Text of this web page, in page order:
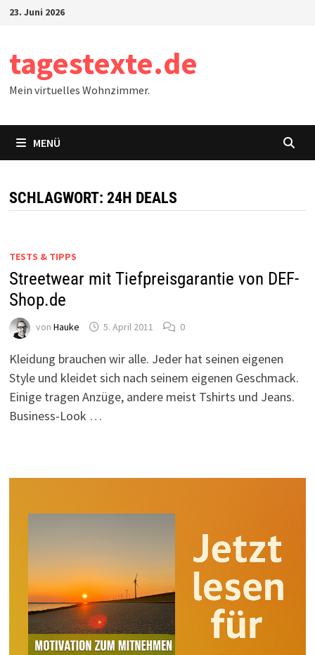
Zum23. Juni 2026
tagestexte.de
Mein virtuelles Wohnzimmer.
MENÜ
SCHLAGWORT: 24H DEALS
TESTS & TIPPS
Streetwear mit Tiefpreisgarantie von DEF-
Shop.de
von Hauke 5. April 2011 0
Kleidung brauchen wir alle. Jeder hat seinen eigenen
Style und kleidet sich nach seinem eigenen Geschmack.
Einige tragen Anzüge, andere meist Tshirts und Jeans.
Business-Look …